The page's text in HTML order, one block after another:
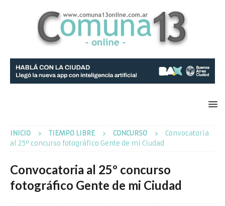
INICIO TIEMPO LIBRE CONCURSO
Convocatoria
al 25º concurso fotográfico Gente de mi Ciudad
Convocatoria al 25º concurso
fotográfico Gente de mi Ciudad